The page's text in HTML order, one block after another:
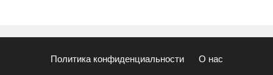
Политика конфиденциальности О нас